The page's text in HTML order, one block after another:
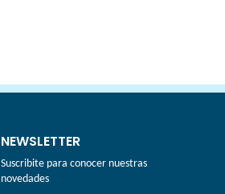
NEWSLETTER
Suscribite para conocer nuestras
novedades